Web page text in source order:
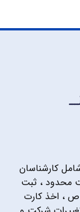
کارشناسان
محدود ، ثبت
، اخذ کارت